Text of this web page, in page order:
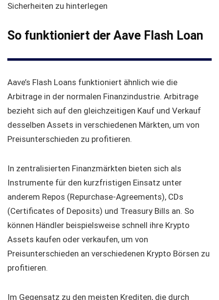
Sicherheiten zu hinterlegen
So funktioniert der Aave Flash Loan
Aave’s Flash Loans funktioniert ähnlich wie die
Arbitrage in der normalen Finanzindustrie. Arbitrage
bezieht sich auf den gleichzeitigen Kauf und Verkauf
desselben Assets in verschiedenen Märkten, um von
Preisunterschieden zu profitieren.
In zentralisierten Finanzmärkten bieten sich als
Instrumente für den kurzfristigen Einsatz unter
anderem Repos (Repurchase-Agreements), CDs
(Certificates of Deposits) und Treasury Bills an. So
können Händler beispielsweise schnell ihre Krypto
Assets kaufen oder verkaufen, um von
Preisunterschieden an verschiedenen Krypto Börsen zu
profitieren.
Im Gegensatz zu den meisten Krediten, die durch